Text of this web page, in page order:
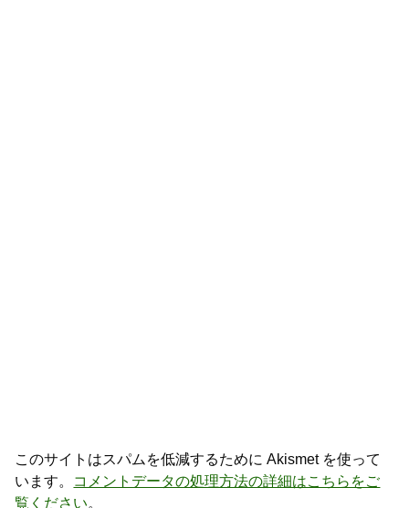
このサイトはスパムを低減するために Akismet を使って
います。 コメントデータの処理方法の詳細はこちらをご
覧ください。